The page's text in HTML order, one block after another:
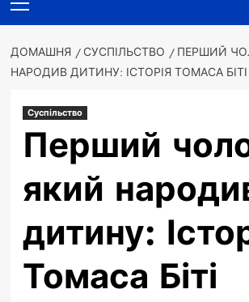
меню
ДОМАШНЯ СУСПІЛЬСТВО
ПЕРШИЙ
НАРОДИВ ДИТИНУ: ІСТОРІЯ ТОМАСА БІТІ
Суспільство
Перший
який
дитину:
Томаса Біті